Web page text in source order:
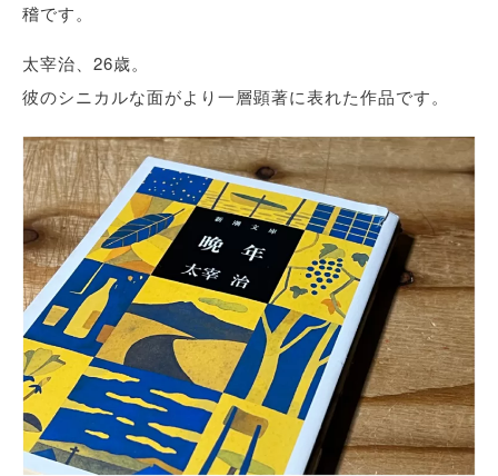
稽です。
太宰治、26歳。
彼のシニカルな面がより一層顕著に表れた作品です。